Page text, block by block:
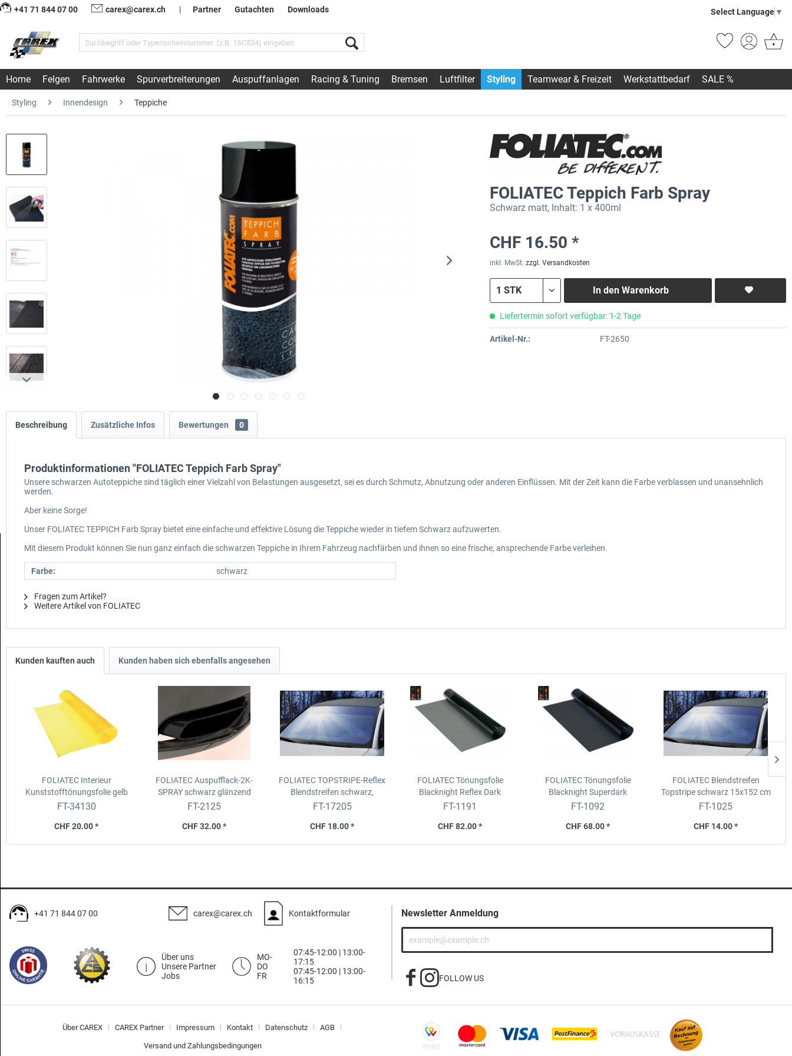
+41 71 844 07 00 carex@carex.ch | Partner Gutachten Downloads Select Language ▼
Home Felgen Fahrwerke Spurverbreiterungen Auspuffanlagen Racing & Tuning Bremsen Luftfilter Styling Teamwear & Freizeit Werkstattbedarf SALE %
Styling Innendesign Teppiche
FOLIATEC Teppich Farb Spray
Schwarz matt, Inhalt: 1 x 400ml
CHF 16.50 *
inkl. MwSt. zzgl. Versandkosten
In den Warenkorb
Liefertermin sofort verfügbar: 1-2 Tage
Artikel-Nr.: FT-2650
Beschreibung Zusätzliche Infos Bewertungen 0
Produktinformationen "FOLIATEC Teppich Farb Spray"
Unsere schwarzen Autoteppiche sind täglich einer Vielzahl von Belastungen ausgesetzt, sei es durch Schmutz, Abnutzung oder anderen Einflüssen. Mit der Zeit kann die Farbe verblassen und unansehnlich
werden.
Aber keine Sorge!
Unser FOLIATEC TEPPICH Farb Spray bietet eine einfache und effektive Lösung die Teppiche wieder in tiefem Schwarz aufzuwerten.
Mit diesem Produkt können Sie nun ganz einfach die schwarzen Teppiche in Ihrem Fahrzeug nachfärben und ihnen so eine frische, ansprechende Farbe verleihen.
Farbe: schwarz
Fragen zum Artikel?
Weitere Artikel von FOLIATEC
Kunden kauften auch Kunden haben sich ebenfalls angesehen
FOLIATEC Interieur
Kunststofftönungsfolie gelb
30x100cm
FT-34130
CHF 20.00 *
FOLIATEC Auspufflack-2K-
SPRAY schwarz glänzend
FT-2125
CHF 32.00 *
FOLIATEC TOPSTRIPE-Reflex
Blendstreifen schwarz,
15x152cm
FT-17205
CHF 18.00 *
FOLIATEC Tönungsfolie
Blacknight Reflex Dark
Universell, 76x300cm
FT-1191
CHF 82.00 *
FOLIATEC Tönungsfolie
Blacknight Superdark
Universell, 76x300cm
FT-1092
CHF 68.00 *
FOLIATEC Blendstreifen
Topstripe schwarz 15x152 cm
FT-1025
CHF 14.00 *
+41 71 844 07 00 carex@carex.ch Kontaktformular
Über uns
Unsere Partner
Jobs
MO-
DO
FR
07:45-12:00 | 13:00-
17:15
07:45-12:00 | 13:00-
16:15
Newsletter Anmeldung
FOLLOW US
Über CAREX CAREX Partner Impressum Kontakt Datenschutz AGB
Versand und Zahlungsbedingungen